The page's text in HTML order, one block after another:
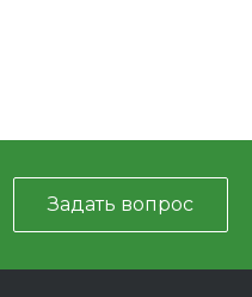
Задать вопрос